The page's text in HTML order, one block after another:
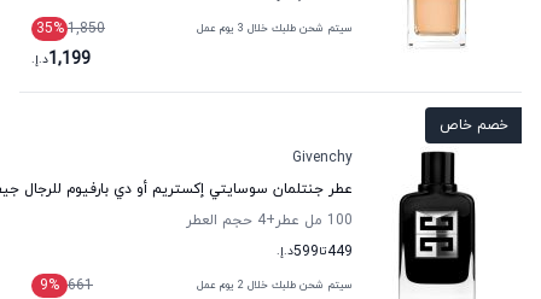
سيتم شحن طلبك خلال 3 يوم عمل 1,850
35%
1,199د.إ.
خصم خاص
Givenchy
عطر جنتلمان سوسايتي إكستريم أو دي بارفيوم للرجال
100 مل عطر
+4
حجم العطر
449تا599د.إ.
سيتم شحن طلبك خلال 2 يوم عمل 661
9%